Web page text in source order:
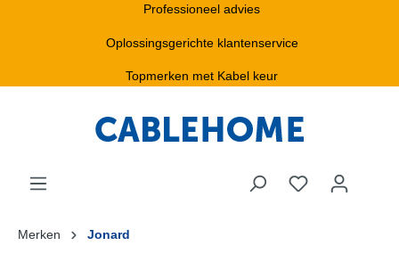
Professioneel advies
Oplossingsgerichte klantenservice
Topmerken met Kabel keur
Merken Jonard